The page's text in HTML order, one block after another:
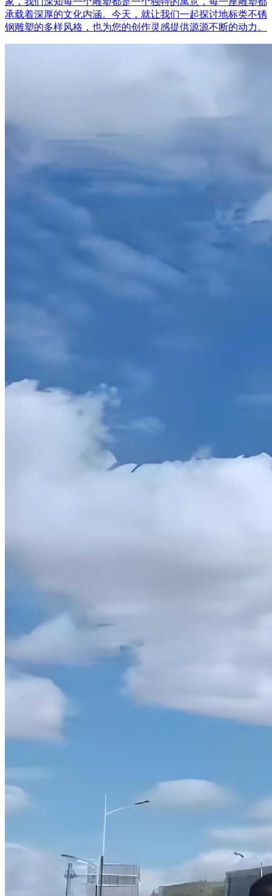
承载着深厚的文化内涵。今天，就让我们一起探讨地标类不锈
钢雕塑的多样风格，也为您的创作灵感提供源源不断的动力。